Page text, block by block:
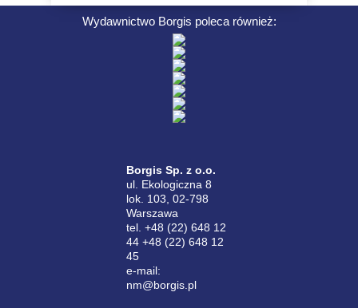
Wydawnictwo Borgis poleca również:
Borgis Sp. z o.o.
ul. Ekologiczna 8
lok. 103, 02-798
Warszawa
tel. +48 (22) 648 12
44 +48 (22) 648 12
45
e-mail:
nm@borgis.pl